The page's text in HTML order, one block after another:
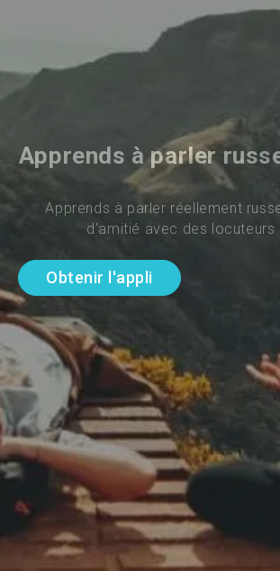
Apprends à parler
Apprends à parler réellement
d'amitié avec des locuteurs
Obtenir l'appli